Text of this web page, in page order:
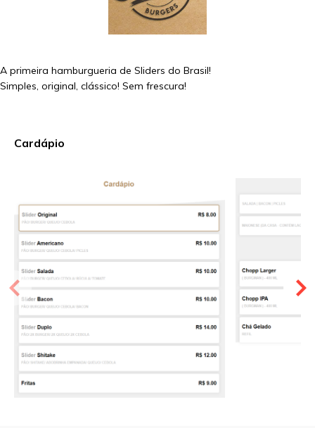
A primeira hamburgueria de Sliders do Brasil!
Simples, original, clássico! Sem frescura!
Cardápio